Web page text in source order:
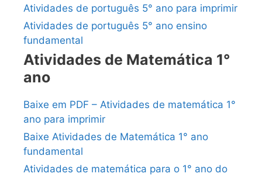
Atividades de português 5° ano para imprimir
Atividades de português 5° ano ensino
fundamental
Atividades de Matemática 1°
ano
Baixe em PDF – Atividades de matemática 1°
ano para imprimir
Baixe Atividades de Matemática 1° ano
fundamental
Atividades de matemática para o 1° ano do